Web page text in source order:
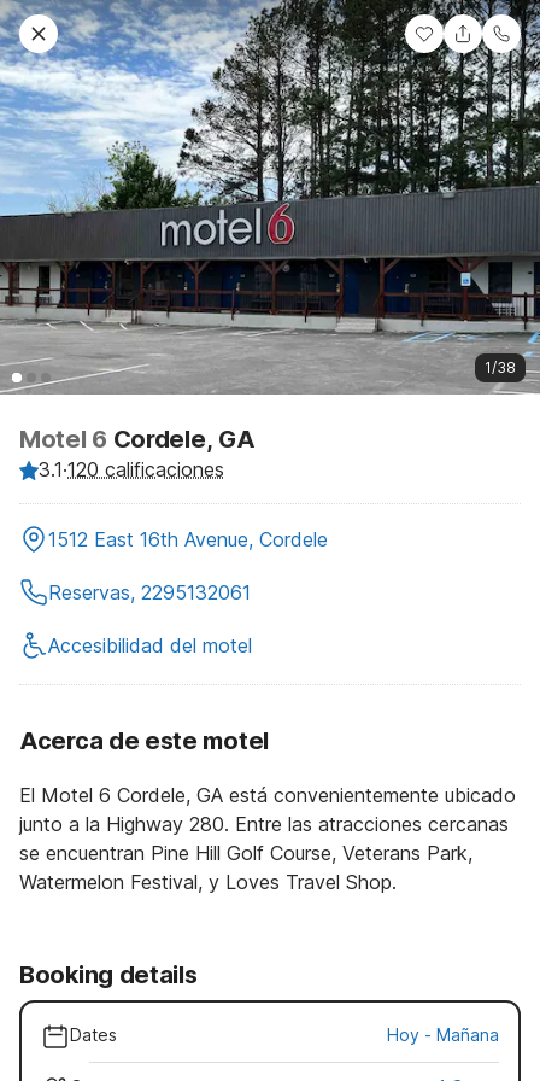
1/38
Motel 6 Cordele, GA
3.1·120 calificaciones
1512 East 16th Avenue, Cordele
Reservas, 2295132061
Accesibilidad del motel
Acerca de este motel
El Motel 6 Cordele, GA está convenientemente ubicado
junto a la Highway 280. Entre las atracciones cercanas
se encuentran Pine Hill Golf Course, Veterans Park,
Watermelon Festival, y Loves Travel Shop.
Booking details
Dates Hoy - Mañana